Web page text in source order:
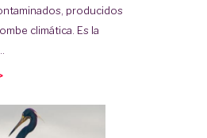
producidos
climática. Es la